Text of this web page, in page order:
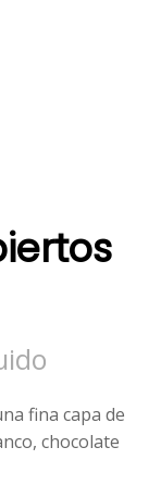
fina capa de
chocolate